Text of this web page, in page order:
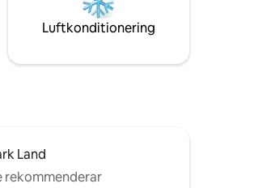
Luftkonditionering
Land
rekommenderar